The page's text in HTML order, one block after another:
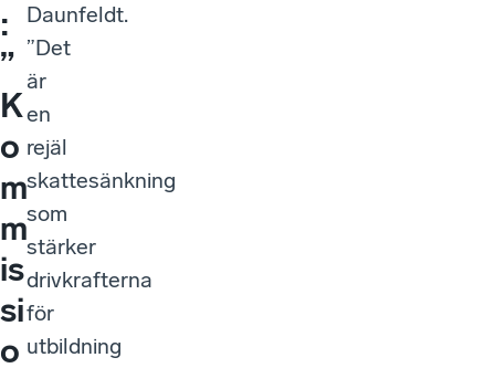
:
”
K
o
m
m
is
si
o
Daunfeldt.
”Det
är
en
rejäl
skattesänkning
som
stärker
drivkrafterna
för
utbildning